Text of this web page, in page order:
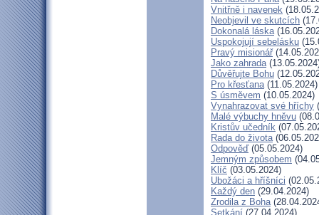
Vnitřně i navenek
Neobjevil ve skutcích
Dokonalá láska
Uspokojují sebelásku
Pravý misionář
Jako zahrada
Důvěřujte Bohu
Pro křesťana(11.05.2024)
S úsměvem (10.05.2024)
Vynahrazovat své hříchy
Malé výbuchy hněvu
Kristův učedník
Rada do života
Odpověď (05.05.2024)
Jemným způsobem
Klíč (03.05.2024)
Ubožáci a hříšníci
Každý den (29.04.2024)
Zrodila z Boha
Setkání (27.04.2024)